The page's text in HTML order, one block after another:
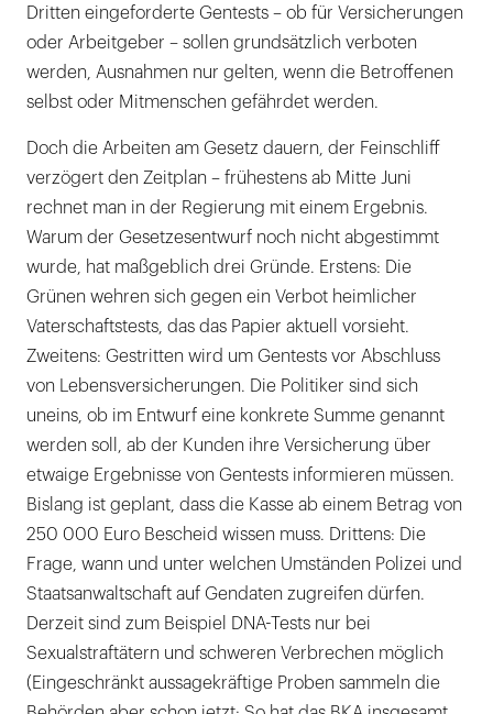
Dritten eingeforderte Gentests – ob für Versicherungen
oder Arbeitgeber – sollen grundsätzlich verboten
werden, Ausnahmen nur gelten, wenn die Betroffenen
selbst oder Mitmenschen gefährdet werden.
Doch die Arbeiten am Gesetz dauern, der Feinschliff
verzögert den Zeitplan – frühestens ab Mitte Juni
rechnet man in der Regierung mit einem Ergebnis.
Warum der Gesetzesentwurf noch nicht abgestimmt
wurde, hat maßgeblich drei Gründe. Erstens: Die
Grünen wehren sich gegen ein Verbot heimlicher
Vaterschaftstests, das das Papier aktuell vorsieht.
Zweitens: Gestritten wird um Gentests vor Abschluss
von Lebensversicherungen. Die Politiker sind sich
uneins, ob im Entwurf eine konkrete Summe genannt
werden soll, ab der Kunden ihre Versicherung über
etwaige Ergebnisse von Gentests informieren müssen.
Bislang ist geplant, dass die Kasse ab einem Betrag von
250 000 Euro Bescheid wissen muss. Drittens: Die
Frage, wann und unter welchen Umständen Polizei und
Staatsanwaltschaft auf Gendaten zugreifen dürfen.
Derzeit sind zum Beispiel DNA-Tests nur bei
Sexualstraftätern und schweren Verbrechen möglich
(Eingeschränkt aussagekräftige Proben sammeln die